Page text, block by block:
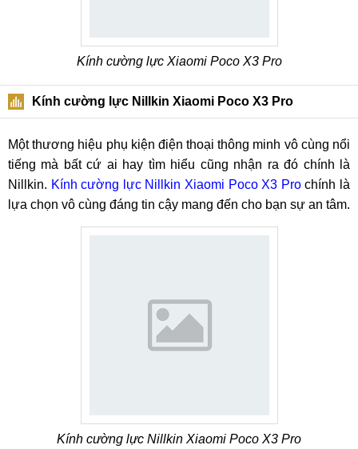
Kính cường lực Xiaomi Poco X3 Pro
Kính cường lực Nillkin Xiaomi Poco X3 Pro
Một thương hiệu phụ kiện điện thoại thông minh vô cùng nổi
tiếng mà bất cứ ai hay tìm hiểu cũng nhận ra đó chính là
Nillkin. Kính cường lực Nillkin Xiaomi Poco X3 Prochính là
lựa chọn vô cùng đáng tin cậy mang đến cho bạn sự an tâm.
Kính cường lực Nillkin Xiaomi Poco X3 Pro